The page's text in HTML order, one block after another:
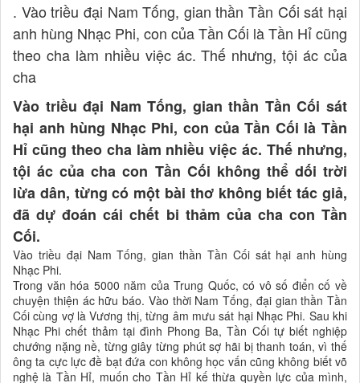
. Vào triều đại Nam Tống, gian thần Tần Cối sát hại
anh hùng Nhạc Phi, con của Tần Cối là Tần Hỉ cũng
theo cha làm nhiều việc ác. Thế nhưng, tội ác của
cha
Vào triều đại Nam Tống, gian thần Tần Cối sát
hại anh hùng Nhạc Phi, con của Tần Cối là Tần
Hỉ cũng theo cha làm nhiều việc ác. Thế nhưng,
tội ác của cha con Tần Cối không thể dối trời
lừa dân, từng có một bài thơ không biết tác giả,
đã dự đoán cái chết bi thảm của cha con Tần
Cối.
Vào triều đại Nam Tống, gian thần Tần Cối sát hại anh hùng
Nhạc Phi.
Trong văn hóa 5000 năm của Trung Quốc, có vô số điển cố về
chuyện thiện ác hữu báo. Vào thời Nam Tống, đại gian thần Tần
Cối cùng vợ là Vương thị, từng âm mưu sát hại Nhạc Phi. Sau khi
Nhạc Phi chết thảm tại đình Phong Ba, Tần Cối tự biết nghiệp
chướng nặng nề, từng giây từng phút sợ hãi bị thanh toán, vì thế
ông ta cực lực đề bạt đứa con không học vấn cũng không biết võ
nghệ là Tần Hỉ, muốn cho Tần Hỉ kế thừa quyền lực của mình,